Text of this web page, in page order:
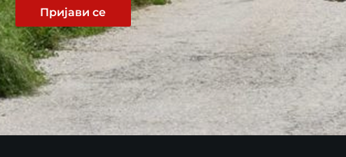
Пријави се